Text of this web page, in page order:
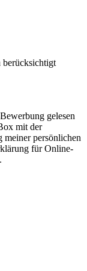
berücksichtigt
gelesen
mit der
meiner persönlichen
für Online-